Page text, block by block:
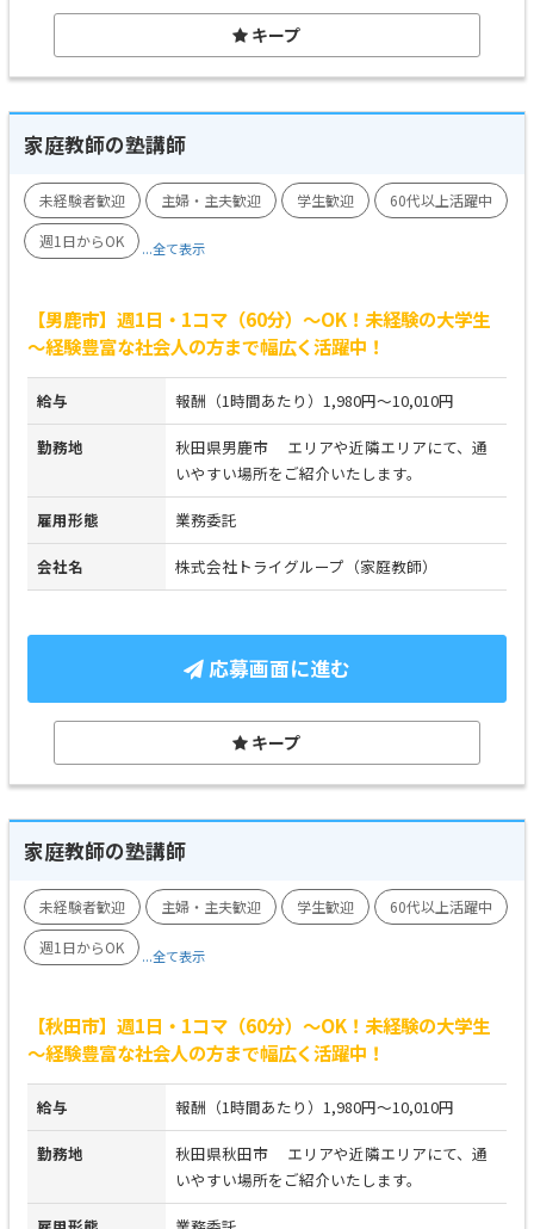
キープ
家庭教師の塾講師
未経験者歓迎 主婦・主夫歓迎 学生歓迎
60代以上活躍中
週1日からOK
...全て表示
【男鹿市】週1日・1コマ（60分）～OK！未経験の大学生
～経験豊富な社会人の方まで幅広く活躍中！
給与 報酬（1時間あたり）1,980円～10,010円
勤務地
秋田県男鹿市 エリアや近隣エリアにて、通
いやすい場所をご紹介いたします。
雇用形態 業務委託
会社名 株式会社トライグループ（家庭教師）
応募画面に進む
キープ
家庭教師の塾講師
未経験者歓迎 主婦・主夫歓迎 学生歓迎
60代以上活躍中
週1日からOK
...全て表示
【秋田市】週1日・1コマ（60分）～OK！未経験の大学生
～経験豊富な社会人の方まで幅広く活躍中！
給与 報酬（1時間あたり）1,980円～10,010円
勤務地
秋田県秋田市 エリアや近隣エリアにて、通
いやすい場所をご紹介いたします。